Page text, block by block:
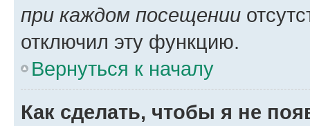
при каждом посещении
отключил эту функцию.
Вернуться к началу
Как сделать, чтобы я не